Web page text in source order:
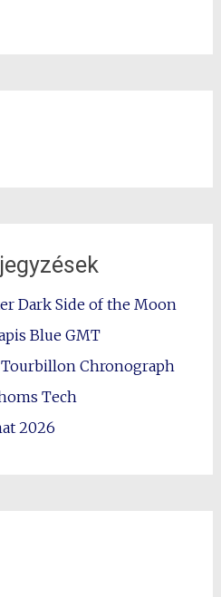
Dark Side of the Moon
Blue GMT
Chronograph
Tech
2026